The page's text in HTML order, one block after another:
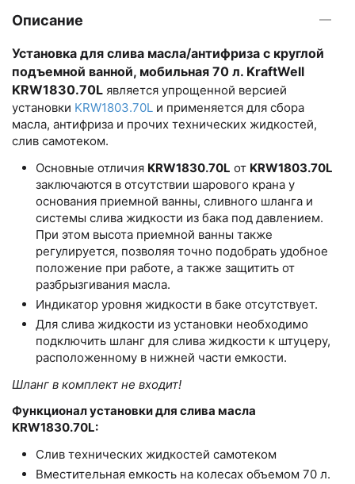
Описание
Установка для слива масла/антифриза с круглой
подъемной ванной, мобильная 70 л. KraftWell
KRW1830.70L является упрощенной версией
установки KRW1803.70L и применяется для сбора
масла, антифриза и прочих технических жидкостей,
слив самотеком.
Основные отличия KRW1830.70L от KRW1803.70L
заключаются в отсутствии шарового крана у
основания приемной ванны, сливного шланга и
системы слива жидкости из бака под давлением.
При этом высота приемной ванны также
регулируется, позволяя точно подобрать удобное
положение при работе, а также защитить от
разбрызгивания масла.
Индикатор уровня жидкости в баке отсутствует.
Для слива жидкости из установки необходимо
подключить шланг для слива жидкости к штуцеру,
расположенному в нижней части емкости.
Шланг в комплект не входит!
Функционал установки для слива масла
KRW1830.70L:
Слив технических жидкостей самотеком
Вместительная емкость на колесах объемом 70 л.